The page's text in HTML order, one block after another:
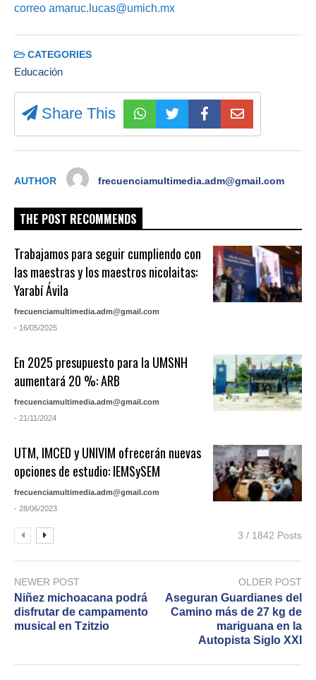
correo amaruc.lucas@umich.mx
CATEGORIES
Educación
Share This
AUTHOR frecuenciamultimedia.adm@gmail.com
THE POST RECOMMENDS
Trabajamos para seguir cumpliendo con
las maestras y los maestros nicolaitas:
Yarabí Ávila
frecuenciamultimedia.adm@gmail.com
- 16/05/2025
En 2025 presupuesto para la UMSNH
aumentará 20 %: ARB
frecuenciamultimedia.adm@gmail.com
- 21/11/2024
UTM, IMCED y UNIVIM ofrecerán nuevas
opciones de estudio: IEMSySEM
frecuenciamultimedia.adm@gmail.com
- 28/06/2023
3 / 1842 Posts
NEWER POST
Niñez michoacana podrá
disfrutar de campamento
musical en Tzitzio
OLDER POST
Aseguran Guardianes del
Camino más de 27 kg de
mariguana en la
Autopista Siglo XXI